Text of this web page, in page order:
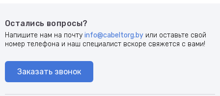
Остались вопросы?
Напишите нам на почту info@cabeltorg.by или оставьте свой
номер телефона и наш специалист вскоре свяжется с вами!
Заказать звонок